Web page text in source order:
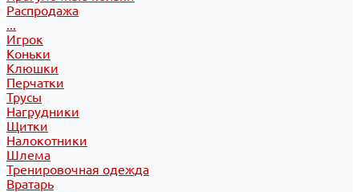
Распродажа
...
Игрок
Коньки
Клюшки
Перчатки
Трусы
Нагрудники
Щитки
Налокотники
Шлема
Тренировочная одежда
Вратарь